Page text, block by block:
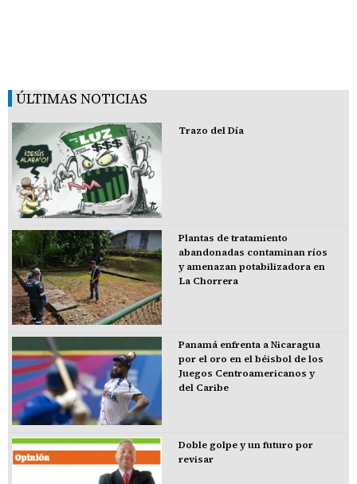
ÚLTIMAS NOTICIAS
Trazo del Día
Plantas de tratamiento
abandonadas contaminan ríos
y amenazan potabilizadora en
La Chorrera
Panamá enfrenta a Nicaragua
por el oro en el béisbol de los
Juegos Centroamericanos y
del Caribe
Doble golpe y un futuro por
revisar